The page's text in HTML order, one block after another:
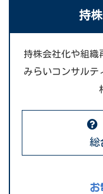
持
持株会社化や組織
みらいコンサルテ
総
お